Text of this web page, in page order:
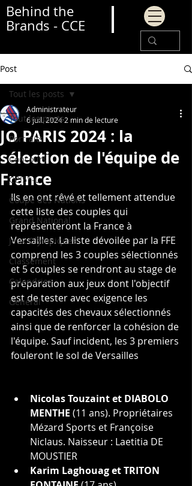
Behind the
Brands - CCE
Post
Tout les posts
Portraits
Concours
CCI5*-L
Coupe des Nations
Grand National
Jeux Olympiques
Classement
Calendrier
Général
Tout les posts
JO PARIS 2024 : la
sélection de l'équipe de
France
Administrateur
6 juil. 2024 2 min de lecture
Ils en ont rêvé et tellement attendue
cette liste des couples qui
représenteront la France à
Versailles. La liste dévoilée par la FFE
comprend les 3 couples sélectionnés
et 5 couples se rendront au stage de
préparation aux jeux dont l'objectif
est de tester avec exigence les
capacités des chevaux sélectionnés
ainsi que de renforcer la cohésion de
l'équipe. Sauf incident, les 3 premiers
fouleront le sol de Versailles
Nicolas Touzaint et DIABOLO
MENTHE (11 ans). Propriétaires
Mézard Sports et Françoise
Niclaus. Naisseur : Laetitia DE
MOUSTIER
Karim Laghouag et TRITON